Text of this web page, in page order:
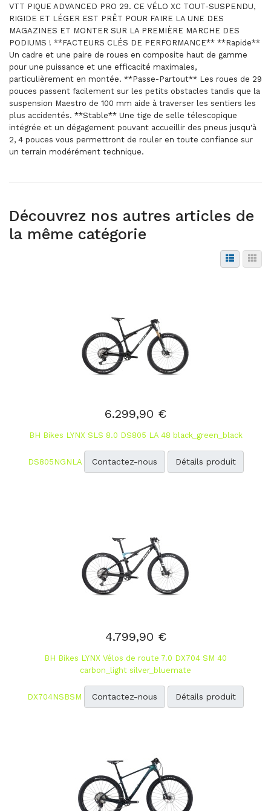
VTT PIQUE ADVANCED PRO 29. CE VÉLO XC TOUT-SUSPENDU,
RIGIDE ET LÉGER EST PRÊT POUR FAIRE LA UNE DES
MAGAZINES ET MONTER SUR LA PREMIÈRE MARCHE DES
PODIUMS ! **FACTEURS CLÉS DE PERFORMANCE** **Rapide**
Un cadre et une paire de roues en composite haut de gamme
pour une puissance et une efficacité maximales,
particulièrement en montée. **Passe-Partout** Les roues de 29
pouces passent facilement sur les petits obstacles tandis que la
suspension Maestro de 100 mm aide à traverser les sentiers les
plus accidentés. **Stable** Une tige de selle télescopique
intégrée et un dégagement pouvant accueillir des pneus jusqu'à
2, 4 pouces vous permettront de rouler en toute confiance sur
un terrain modérément technique.
Découvrez nos autres articles de
la même catégorie
6.299,90 €
BH Bikes LYNX SLS 8.0 DS805 LA 48 black_green_black
DS805NGNLA Contactez-nous Détails produit
4.799,90 €
BH Bikes LYNX Vélos de route 7.0 DX704 SM 40
carbon_light silver_bluemate
DX704NSBSM Contactez-nous Détails produit